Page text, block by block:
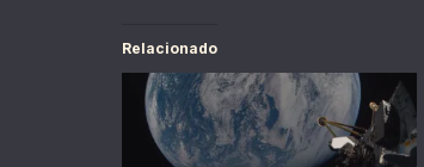
Relacionado